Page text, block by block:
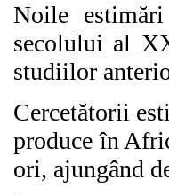
Noile
secolului al
studiilor
Cercetătorii
produce în
ori, ajungând